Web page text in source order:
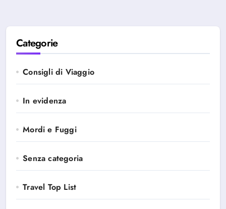
Categorie
Consigli di Viaggio
In evidenza
Mordi e Fuggi
Senza categoria
Travel Top List